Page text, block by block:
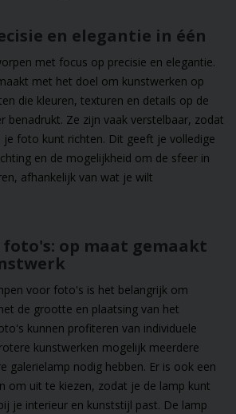
en elegantie in één
met focus op precisie en elegantie.
met het doel om kunstwerken op
die kleuren, texturen en details op de
benadrukt. Ze zijn vaak verstelbaar, zodat
je foto kunt richten. Dit geeft je volledige
en de mogelijkheid om de sfeer in
afhankelijk van wat je wilt
foto's: op maat gemaakt
voor foto's is het belangrijk om
de grootte en plaatsing van het
kunnen profiteren van individuele
kunstwerken mogelijk meerdere
galerielamp nodig hebben. Er is ook een
om uit te kiezen, zodat je de lamp kunt
je interieur en kunststijl past. De lamp